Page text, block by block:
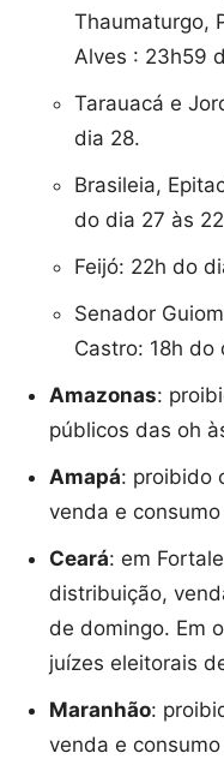
Thaumaturgo,
Alves : 23h59
Tarauacá e
dia 28.
Brasileia,
do dia 27 às
Feijó: 22h do
Senador
Castro: 18h do
Amazonas:
públicos das oh
Amapá: proibido
venda e
Ceará: em
distribuição,
de domingo. Em
juízes eleitorais
Maranhão:
venda e